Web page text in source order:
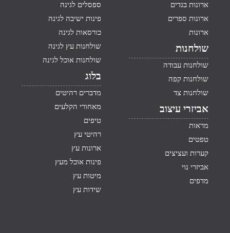
ארונות בגדים
ארונות ספרים
ארונות
שולחנות
שולחנות עבודה
שולחנות קפה
שולחנות צד
אביזרי עיצוב
מראות
טפטים
קערות ועציצים
אביזרי נוי
מדפים
ספסלים לגינה
פינות ישיבה לגינה
כורסאות לגינה
שולחנות עץ לגינה
שולחנות אוכל לגינה
בלוג
מדברים רהיטים
מאחורי הקלעים
טיפים
רהיטי עץ
ארונות עץ
פינות אוכל מעץ
מיטות עץ
שידות עץ